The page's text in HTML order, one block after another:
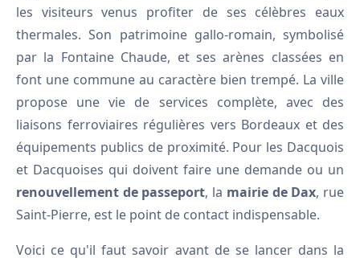
les visiteurs venus profiter de ses célèbres eaux
thermales. Son patrimoine gallo-romain, symbolisé
par la Fontaine Chaude, et ses arènes classées en
font une commune au caractère bien trempé. La ville
propose une vie de services complète, avec des
liaisons ferroviaires régulières vers Bordeaux et des
équipements publics de proximité. Pour les Dacquois
et Dacquoises qui doivent faire une demande ou un
renouvellement de passeport, la mairie de Dax, rue
Saint-Pierre, est le point de contact indispensable.
Voici ce qu'il faut savoir avant de se lancer dans la